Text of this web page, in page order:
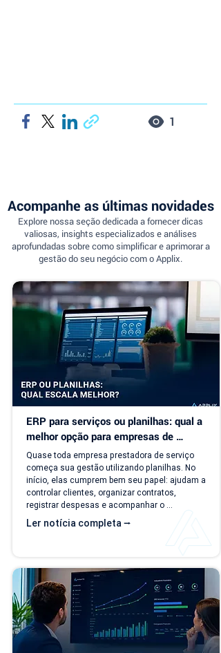
1
Acompanhe as últimas novidades
Explore nossa seção dedicada a fornecer dicas
valiosas, insights especializados e análises
aprofundadas sobre como simplificar e aprimorar a
gestão do seu negócio com o Applix.
ERP para serviços ou planilhas: qual a
melhor opção para empresas de
serviço?
Ler notícia completa ⭢
Quase toda empresa prestadora de serviço
começa sua gestão utilizando planilhas. No
início, elas cumprem bem seu papel: ajudam a
controlar clientes, organizar contratos,
registrar despesas e acompanhar o
faturamento. O problema é que a empresa
evolui, mas o modelo de gestão muitas vezes
continua o mesmo. Com o aumento da
cobranças recorrentes e processos
financeiros mais complexos, aquilo que antes
era simples passa a consumir tempo, gerar
retrabalho e...